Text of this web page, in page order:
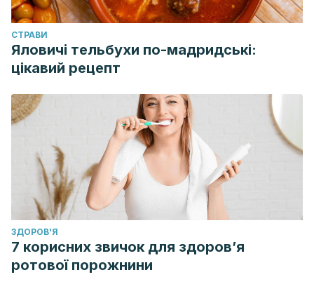
CТРАВИ
Яловичі тельбухи по-мадридські:
цікавий рецепт
ЗДОРОВ'Я
7 корисних звичок для здоров’я
ротової порожнини